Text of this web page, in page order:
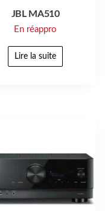
JBL MA510
En réappro
Lire la suite